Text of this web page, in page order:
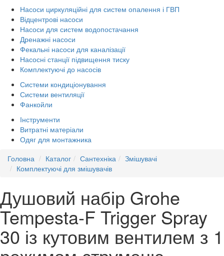
Насоси циркуляційні для систем опалення і ГВП
Відцентрові насоси
Насоси для систем водопостачання
Дренажні насоси
Фекальні насоси для каналізації
Насосні станції підвищення тиску
Комплектуючі до насосів
Системи кондиціонування
Системи вентиляції
Фанкойли
Інструменти
Витратні матеріали
Одяг для монтажника
Головна
Каталог Сантехніка
Змішувачі
Комплектуючі для змішувачів
Душовий набір Grohe
Tempesta-F Trigger Spray
30 із кутовим вентилем з 1